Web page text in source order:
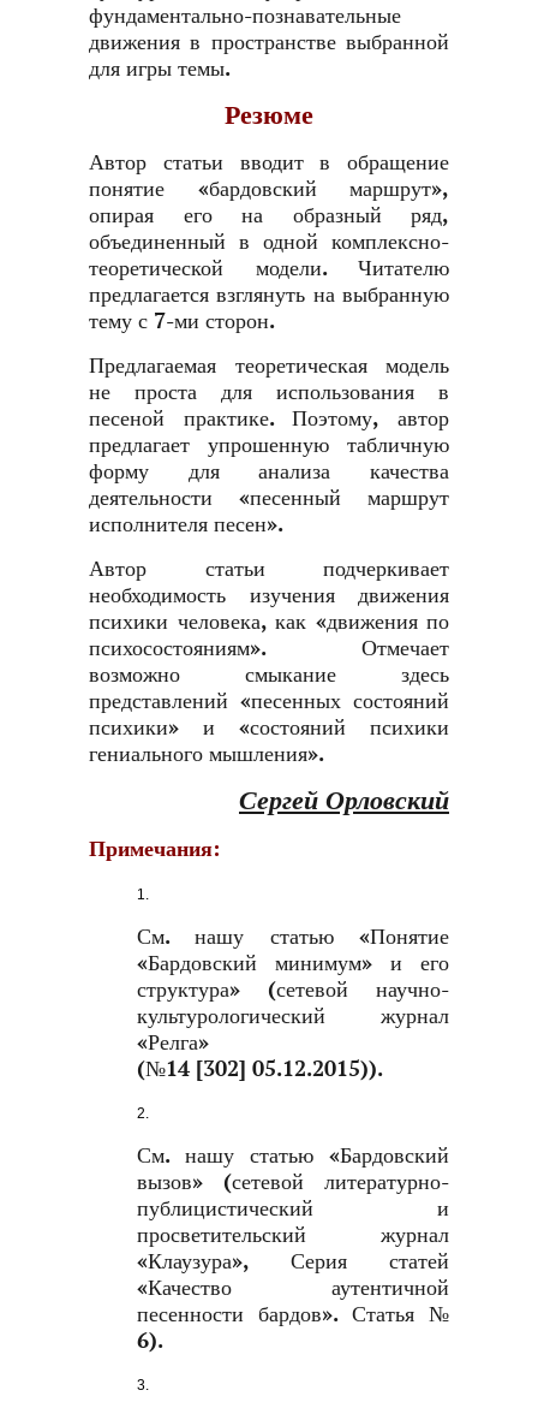
фундаментально-познавательные
движения в пространстве выбранной
для игры темы.
Резюме
Автор статьи вводит в обращение
понятие «бардовский маршрут»,
опирая его на образный ряд,
объединенный в одной комплексно-
теоретической модели. Читателю
предлагается взглянуть на выбранную
тему с 7-ми сторон.
Предлагаемая теоретическая модель
не проста для использования в
песеной практике. Поэтому, автор
предлагает упрошенную табличную
форму для анализа качества
деятельности «песенный маршрут
исполнителя песен».
Автор статьи подчеркивает
необходимость изучения движения
психики человека, как «движения по
психосостояниям». Отмечает
возможно смыкание здесь
представлений «песенных состояний
психики» и «состояний психики
гениального мышления».
Сергей Орловский
Примечания:
См. нашу статью «Понятие
«Бардовский минимум» и его
структура» (сетевой научно-
культурологический журнал
«Релга»
(№14 [302] 05.12.2015)).
См. нашу статью «Бардовский
вызов» (сетевой литературно-
публицистический и
просветительский журнал
«Клаузура», Серия статей
«Качество аутентичной
песенности бардов». Статья №
6).